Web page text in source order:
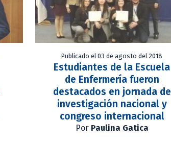
Publicado el 03 de agosto del 2018
Estudiantes de la Escuela
de Enfermería fueron
destacados en jornada de
investigación nacional y
congreso internacional
Por Paulina Gatica